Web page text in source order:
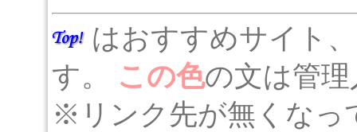
はおすすめサイト
す。 この色の文は管
※リンク先が無くなっ